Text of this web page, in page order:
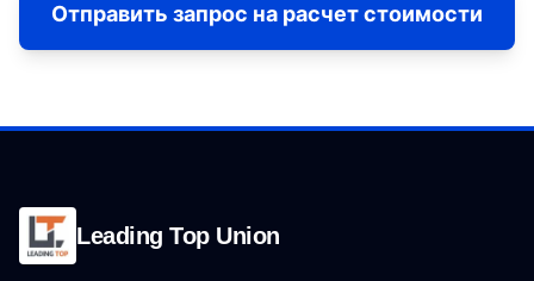
Отправить запрос на расчет стоимости
Leading Top Union